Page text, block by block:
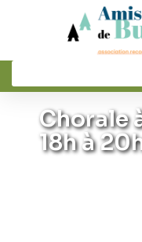
Chorale
18h à